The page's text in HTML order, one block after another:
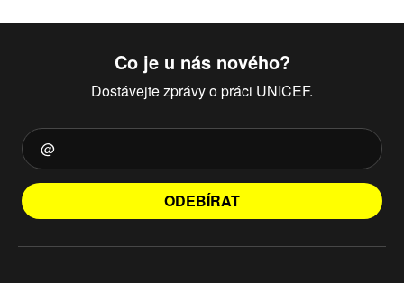
Co je u nás nového?
Dostávejte zprávy o práci UNICEF.
ODEBÍRAT